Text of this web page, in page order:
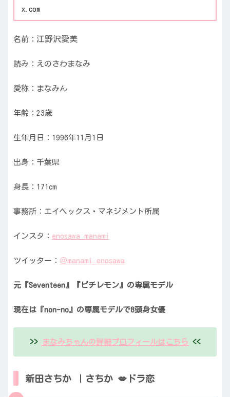
x.com
名前： 江野沢愛美
読み：えのさわまなみ
愛称：まなみん
年齢：23歳
生年月日：1996年11月1日
出身：千葉県
身長：171cm
事務所：エイベックス・マネジメント所属
インスタ： enosawa_manami
ツイッター： ＠manami_enosawa
元『Seventeen』『ピチレモン』の専属モデル
現在は『non-no』の専属モデルで8頭身女優
>> まなみちゃんの詳細プロフィールはこちら <<
新田さちか ｜さちか 💋ドラ恋